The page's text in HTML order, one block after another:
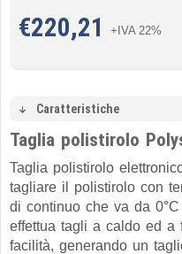
€220,21 +IVA 22%
Caratteristiche
Taglia polistirolo
Taglia polistirolo
tagliare il polistirolo con
di continuo che va da
effettua tagli a caldo ed a
facilità, generando un